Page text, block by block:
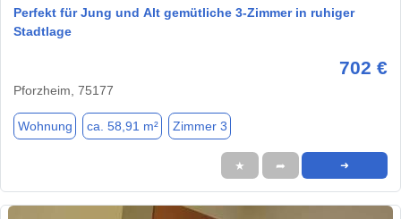
Perfekt für Jung und Alt gemütliche 3-Zimmer in ruhiger
Stadtlage
702 €
Pforzheim, 75177
Wohnung ca. 58,91 m² Zimmer 3
★ ➦ ➜